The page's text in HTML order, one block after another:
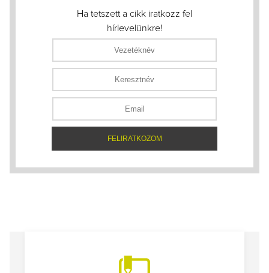
Ha tetszett a cikk iratkozz fel
hírlevelünkre!